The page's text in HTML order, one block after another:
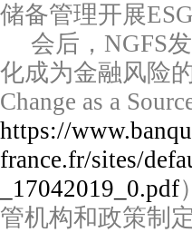
储备管理开展ESG
会后， NGFS
化成为金融风险
Change as a
https://
france.fr/sites/
_17042019_0.pdf
管机构和政策制